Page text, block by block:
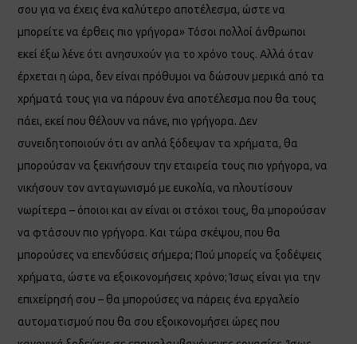
σου για να έχεις ένα καλύτερο αποτέλεσμα, ώστε να
μπορείτε να έρθεις πιο γρήγορα» Τόσοι πολλοί άνθρωποι
εκεί έξω λένε ότι ανησυχούν για το χρόνο τους. Αλλά όταν
έρχεται η ώρα, δεν είναι πρόθυμοι να δώσουν μερικά από τα
χρήματά τους για να πάρουν ένα αποτέλεσμα που θα τους
πάει, εκεί που θέλουν να πάνε, πιο γρήγορα. Δεν
συνειδητοποιούν ότι αν απλά ξόδεψαν τα χρήματα, θα
μπορούσαν να ξεκινήσουν την εταιρεία τους πιο γρήγορα, να
νικήσουν τον ανταγωνισμό με ευκολία, να πλουτίσουν
νωρίτερα – όποιοι και αν είναι οι στόχοι τους, θα μπορούσαν
να φτάσουν πιο γρήγορα. Και τώρα σκέψου, που θα
μπορούσες να επενδύσεις σήμερα; Πού μπορείς να ξοδέψεις
χρήματα, ώστε να εξοικονομήσεις χρόνο; Ίσως είναι για την
επιχείρησή σου – θα μπορούσες να πάρεις ένα εργαλείο
αυτοματισμού που θα σου εξοικονομήσει ώρες που